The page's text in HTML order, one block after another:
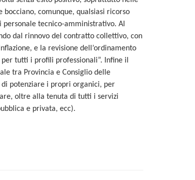
comunque, qualsiasi ricorso
personale tecnico-amministrativo. Al
dal rinnovo del contratto collettivo, con
e la revisione dell’ordinamento
tutti i profili professionali”. Infine il
tra Provincia e Consiglio delle
potenziare i propri organici, per
oltre alla tenuta di tutti i servizi
e privata, ecc).